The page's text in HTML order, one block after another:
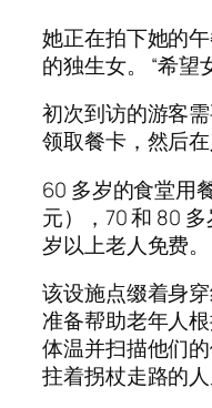
她正在拍下她的
的独生女。 “希望
初次到访的游客
领取餐卡，然后
60 多岁的食堂用
元），70 和 80
岁以上老人免费。
该设施点缀着身
准备帮助老年人
体温并扫描他们
拄着拐杖走路的人